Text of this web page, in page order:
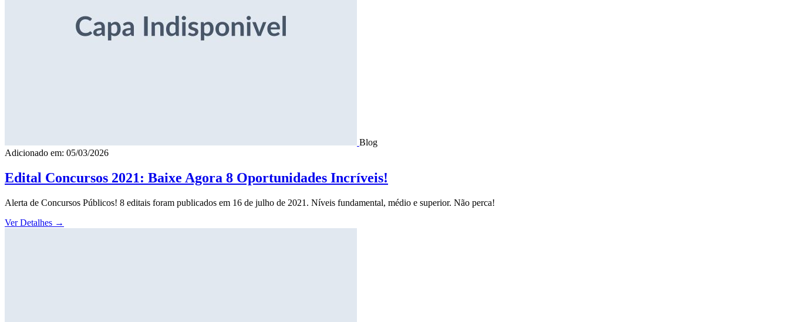
Blog
Adicionado em: 05/03/2026
Edital Concursos 2021: Baixe Agora 8 Oportunidades Incríveis!
Alerta de Concursos Públicos! 8 editais foram publicados em 16 de julho de 2021. Níveis fundamental, médio e superior. Não perca!
Ver Detalhes →